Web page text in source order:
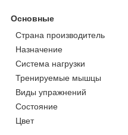
Основные
Страна производитель
Назначение
Система нагрузки
Тренируемые мышцы
Виды упражнений
Состояние
Цвет